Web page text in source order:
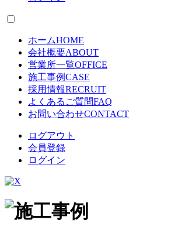
ホームHOME
会社概要ABOUT
営業所一覧OFFICE
施工事例CASE
採用情報RECRUIT
よくあるご質問FAQ
お問い合わせCONTACT
ログアウト
会員登録
ログイン